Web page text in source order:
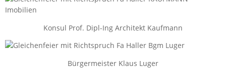
Konsul Prof. Dipl-Ing Architekt Kaufmann
Bürgermeister Klaus Luger